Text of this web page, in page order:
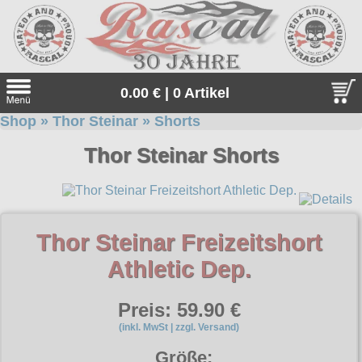
0.00 € | 0 Artikel
Sprache:
Angebote
Sonderangebote
Geschenketipps
Gratis
Unsere Gratiszugaben zu jeder Bestellung. Einfach
und in den Warenkorb legen.
alle Artikel
Thor Steinar
Thor Steinar, das einzigartige, sportlich-maritime Lifestyle-
Everlast
Shop » Thor Steinar » Shorts
Thor Steinar Shorts
Thor Steinar Freizeitshort
Athletic Dep.
Preis: 59.90 €
(inkl. MwSt | zzgl. Versand)
Größe: